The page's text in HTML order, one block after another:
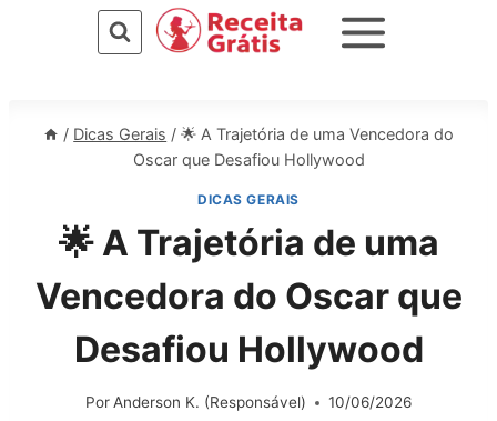
/ Dicas Gerais / 🌟 A Trajetória de uma Vencedora do
Oscar que Desafiou Hollywood
DICAS GERAIS
🌟 A Trajetória de uma
Vencedora do Oscar que
Desafiou Hollywood
PorAnderson K. (Responsável) 10/06/2026